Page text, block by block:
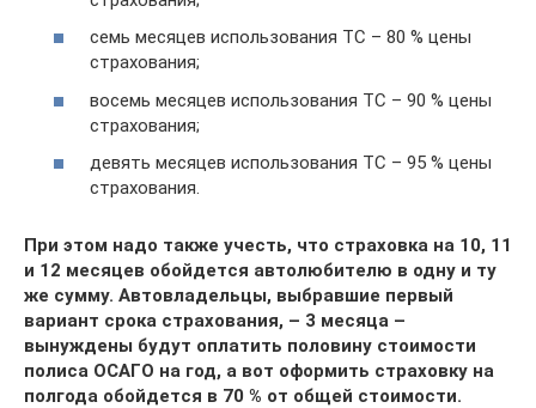
семь месяцев использования ТС – 80 % цены
страхования;
восемь месяцев использования ТС – 90 % цены
страхования;
девять месяцев использования ТС – 95 % цены
страхования.
При этом надо также учесть, что страховка на 10, 11
и 12 месяцев обойдется автолюбителю в одну и ту
же сумму. Автовладельцы, выбравшие первый
вариант срока страхования, – 3 месяца –
вынуждены будут оплатить половину стоимости
полиса ОСАГО на год, а вот оформить страховку на
полгода обойдется в 70 % от общей стоимости.